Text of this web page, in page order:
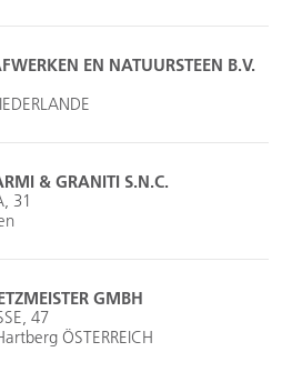
EN NATUURSTEEN B.V.
& GRANITI S.N.C.
31
GMBH
47
ÖSTERREICH